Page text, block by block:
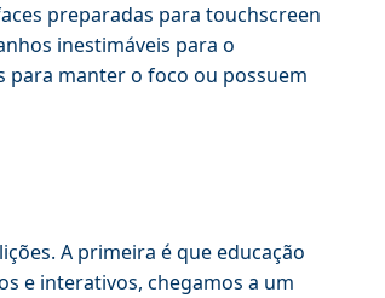
preparadas para touchscreen
inestimáveis para o
para manter o foco ou possuem
A primeira é que educação
e interativos, chegamos a um